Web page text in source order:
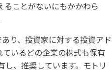
ることがないにもかかわら
り、投資家に対する投資アド
いるどの企業の株式も保有
し、推奨しています。モトリ